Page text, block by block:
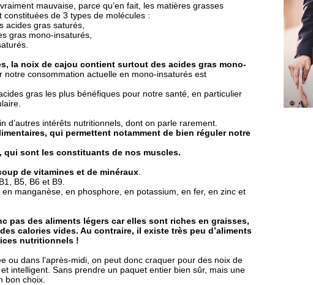
mauvaise, parce qu’en fait, les matières grasses
de 3 types de molécules :
acides gras saturés,
gras mono-insaturés,
la noix de cajou contient surtout des acides gras mono-
notre consommation actuelle en mono-insaturés est
gras les plus bénéfiques pour notre santé, en particulier
d’autres intérêts nutritionnels, dont on parle rarement.
qui permettent notamment de bien réguler notre
qui sont les constituants de nos muscles.
de vitamines et de minéraux
B5, B6 et B9.
manganèse, en phosphore, en potassium, en fer, en zinc et
pas des aliments légers car elles sont riches en graisses,
calories vides. Au contraire, il existe très peu d’aliments
nutritionnels !
ou dans l’après-midi, on peut donc craquer pour des noix de
intelligent. Sans prendre un paquet entier bien sûr, mais une
bon choix.